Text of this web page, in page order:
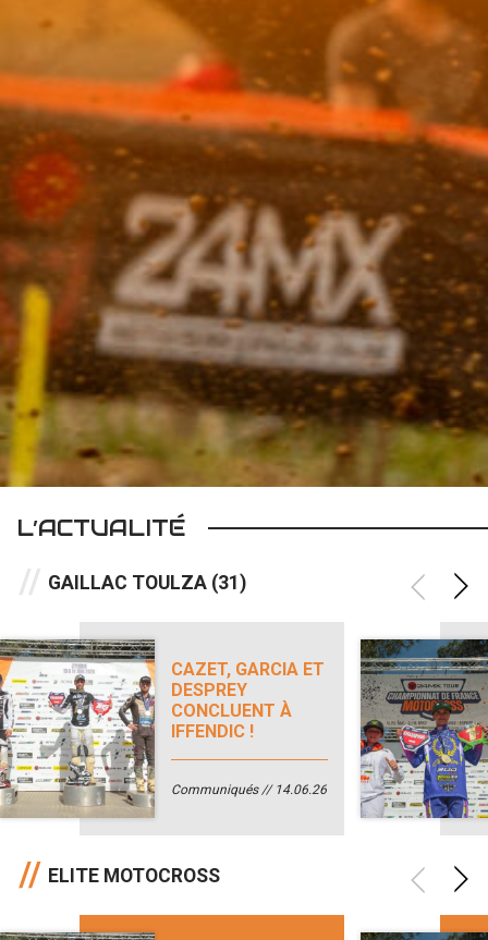
L’ACTUALITÉ
GAILLAC TOULZA (31)
CAZET, GARCIA ET
DESPREY
CONCLUENT À
IFFENDIC !
Communiqués 14.06.26
ELITE MOTOCROSS